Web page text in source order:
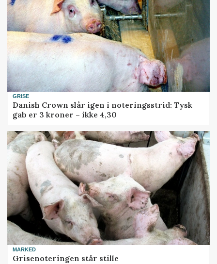
GRISE
Danish Crown slår igen i noteringsstrid: Tysk
gab er 3 kroner – ikke 4,30
MARKED
Grisenoteringen står stille